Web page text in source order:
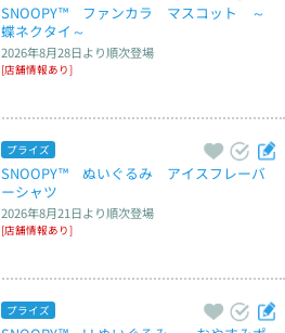
SNOOPY™　ファンカラ　マスコット　～
蝶ネクタイ～
2026年8月28日より順次登場
[店舗情報あり]
プライズ
SNOOPY™　ぬいぐるみ　アイスフレーバ
ーシャツ
2026年8月21日より順次登場
[店舗情報あり]
プライズ